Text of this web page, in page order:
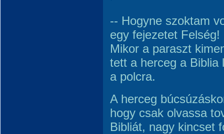
-- Hogyne szoktam
egy fejezetet Felség!
Mikor a paraszt
tett a herceg a Biblia
a polcra.
A herceg
hogy csak olvassa
Bibliát, nagy kincset